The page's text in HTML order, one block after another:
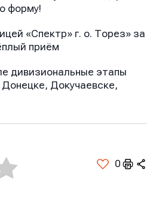
форму!
«Спектр» г. о. Торез» за
приём
дивизиональные этапы
Докучаевске,
0